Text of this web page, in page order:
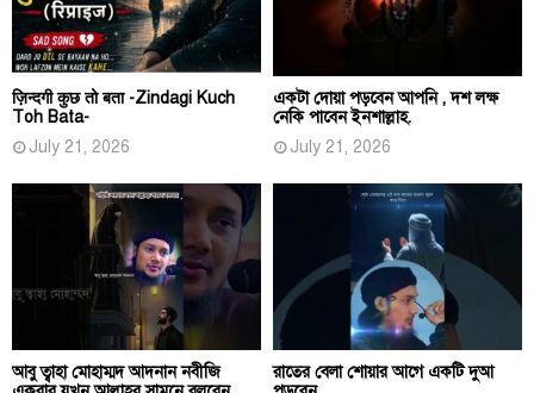
ज़िन्दगी कुछ तो बता -Zindagi Kuch
Toh Bata-
July 21, 2026
একটা দোয়া পড়বেন আপনি , দশ লক্ষ
নেকি পাবেন ইনশাল্লাহ.
July 21, 2026
আবু ত্বাহা মোহাম্মদ আদনান নবীজি
রাতের বেলা শোয়ার আগে একটি দুআ